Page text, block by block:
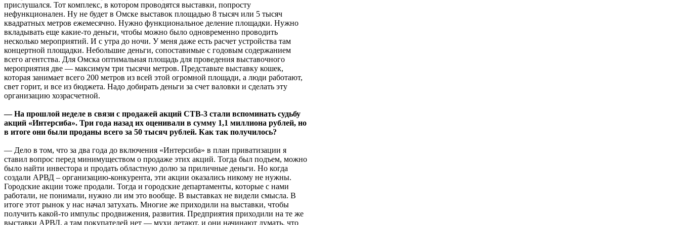
прислушался. Тот комплекс, в котором проводятся выставки, попросту
нефункционален. Ну не будет в Омске выставок площадью 8 тысяч или 5 тысяч
квадратных метров ежемесячно. Нужно функциональное деление площадки. Нужно
вкладывать еще какие-то деньги, чтобы можно было одновременно проводить
несколько мероприятий. И с утра до ночи. У меня даже есть расчет устройства там
концертной площадки. Небольшие деньги, сопоставимые с годовым содержанием
всего агентства. Для Омска оптимальная площадь для проведения выставочного
мероприятия две — максимум три тысячи метров. Представьте выставку кошек,
которая занимает всего 200 метров из всей этой огромной площади, а люди работают,
свет горит, и все из бюджета. Надо добирать деньги за счет валовки и сделать эту
организацию хозрасчетной.
— На прошлой неделе в связи с продажей акций СТВ-3 стали вспоминать судьбу
акций «Интерсиба». Три года назад их оценивали в сумму 1,1 миллиона рублей, но
в итоге они были проданы всего за 50 тысяч рублей. Как так получилось?
— Дело в том, что за два года до включения «Интерсиба» в план приватизации я
ставил вопрос перед минимуществом о продаже этих акций. Тогда был подъем, можно
было найти инвестора и продать областную долю за приличные деньги. Но когда
создали АРВД – организацию-конкурента, эти акции оказались никому не нужны.
Городские акции тоже продали. Тогда и городские департаменты, которые с нами
работали, не понимали, нужно ли им это вообще. В выставках не видели смысла. В
итоге этот рынок у нас начал затухать. Многие же приходили на выставки, чтобы
получить какой-то импульс продвижения, развития. Предприятия приходили на те же
выставки АРВД, а там покупателей нет — мухи летают, и они начинают думать, что